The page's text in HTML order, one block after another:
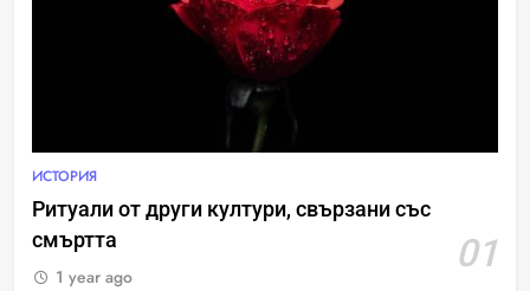
ИСТОРИЯ
Ритуали от други култури, свързани със
смъртта
01
1 year ago
затопляне
Човешкият мозък –
възможност
ИНТЕРЕСНО ИСТОРИЯ